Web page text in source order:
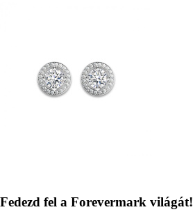
Fedezd fel a Forevermark világát!